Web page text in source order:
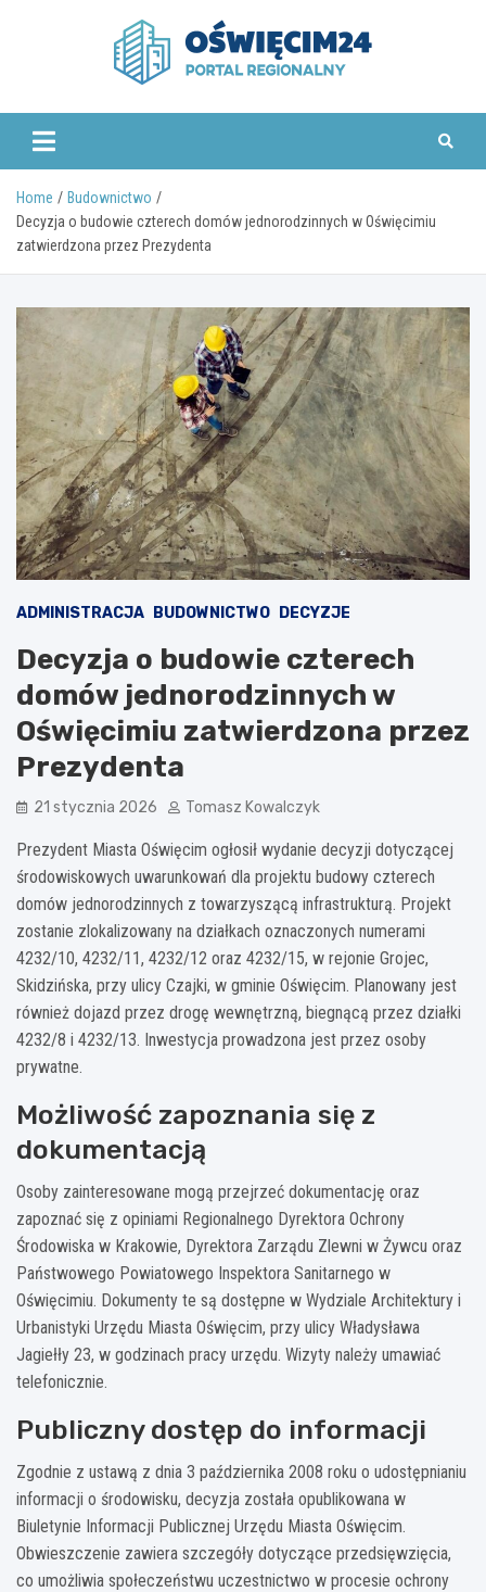
www.oswiecim24.pl
Home
Budownictwo
Decyzja o budowie czterech domów jednorodzinnych w Oświęcimiu
zatwierdzona przez Prezydenta
ADMINISTRACJA BUDOWNICTWO DECYZJE
Decyzja o budowie czterech
domów jednorodzinnych w
Oświęcimiu zatwierdzona przez
Prezydenta
21 stycznia 2026 Tomasz Kowalczyk
Prezydent Miasta Oświęcim ogłosił wydanie decyzji dotyczącej
środowiskowych uwarunkowań dla projektu budowy czterech
domów jednorodzinnych z towarzyszącą infrastrukturą. Projekt
zostanie zlokalizowany na działkach oznaczonych numerami
4232/10, 4232/11, 4232/12 oraz 4232/15, w rejonie Grojec,
Skidzińska, przy ulicy Czajki, w gminie Oświęcim. Planowany jest
również dojazd przez drogę wewnętrzną, biegnącą przez działki
4232/8 i 4232/13. Inwestycja prowadzona jest przez osoby
prywatne.
Możliwość zapoznania się z
dokumentacją
Osoby zainteresowane mogą przejrzeć dokumentację oraz
zapoznać się z opiniami Regionalnego Dyrektora Ochrony
Środowiska w Krakowie, Dyrektora Zarządu Zlewni w Żywcu oraz
Państwowego Powiatowego Inspektora Sanitarnego w
Oświęcimiu. Dokumenty te są dostępne w Wydziale Architektury i
Urbanistyki Urzędu Miasta Oświęcim, przy ulicy Władysława
Jagiełły 23, w godzinach pracy urzędu. Wizyty należy umawiać
telefonicznie.
Publiczny dostęp do informacji
Zgodnie z ustawą z dnia 3 października 2008 roku o udostępnianiu
informacji o środowisku, decyzja została opublikowana w
Biuletynie Informacji Publicznej Urzędu Miasta Oświęcim.
Obwieszczenie zawiera szczegóły dotyczące przedsięwzięcia,
co umożliwia społeczeństwu uczestnictwo w procesie ochrony